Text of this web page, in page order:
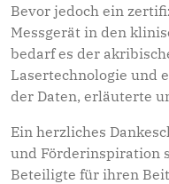
Bevor jedoch ein
Messgerät in den
bedarf es der
Lasertechnologie und
der Daten, erläuterte
Ein herzliches
und Förderinspiration
Beteiligte für ihren